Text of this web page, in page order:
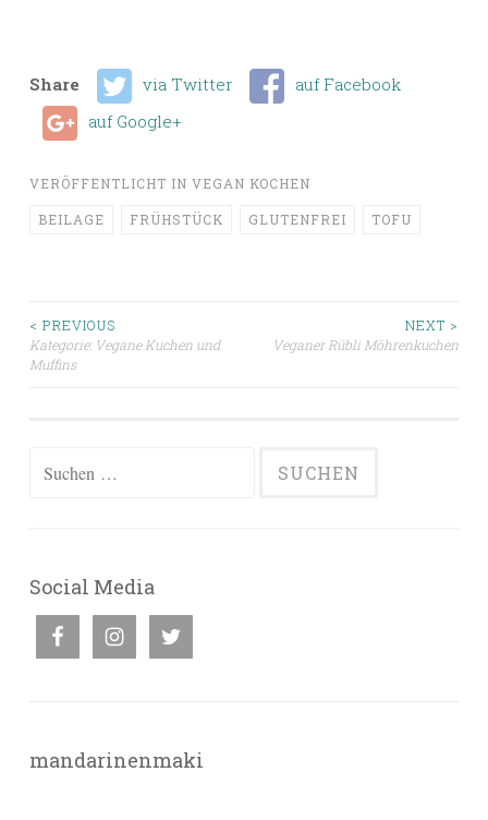
Share via Twitter
auf Facebook
auf Google+
VERÖFFENTLICHT IN VEGAN KOCHEN
BEILAGE FRÜHSTÜCK GLUTENFREI TOFU
Beitragsnavigation
< PREVIOUS
Kategorie: Vegane Kuchen und
Muffins
NEXT >
Veganer Rübli Möhrenkuchen
Suchen
Social Media
mandarinenmaki